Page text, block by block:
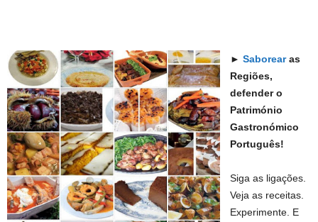
► Saborearas
Regiões,
defender o
Património
Gastronómico
Português!
Siga as ligações.
Veja as receitas.
Experimente. E